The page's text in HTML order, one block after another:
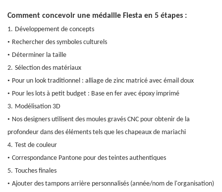
Comment concevoir une médaille Fiesta en 5 étapes :
1. Développement de concepts
• Rechercher des symboles culturels
• Déterminer la taille
2. Sélection des matériaux
• Pour un look traditionnel : alliage de zinc matricé avec émail doux
• Pour les lots à petit budget : Base en fer avec époxy imprimé
3. Modélisation 3D
• Nos designers utilisent des moules gravés CNC pour obtenir de la
profondeur dans des éléments tels que les chapeaux de mariachi
4. Test de couleur
• Correspondance Pantone pour des teintes authentiques
5. Touches finales
• Ajouter des tampons arrière personnalisés (année/nom de l'organisation)